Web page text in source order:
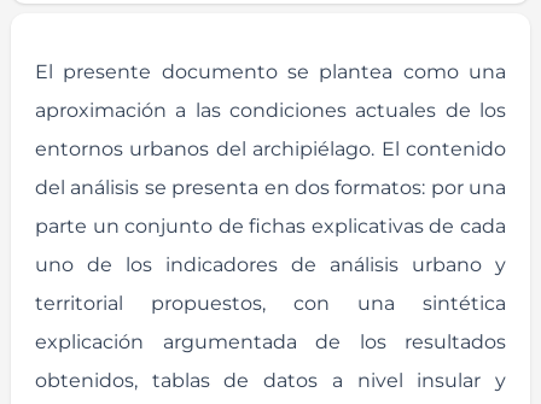
El presente documento se plantea como una
aproximación a las condiciones actuales de los
entornos urbanos del archipiélago. El contenido
del análisis se presenta en dos formatos: por una
parte un conjunto de fichas explicativas de cada
uno de los indicadores de análisis urbano y
territorial propuestos, con una sintética
explicación argumentada de los resultados
obtenidos, tablas de datos a nivel insular y